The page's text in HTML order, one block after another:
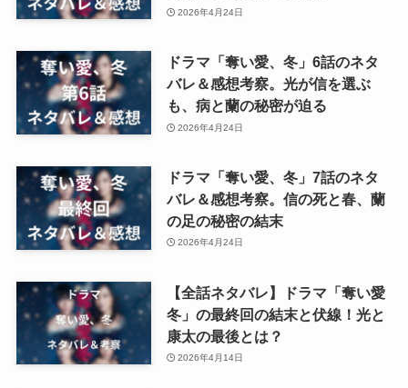
2026年4月24日
ドラマ「奪い愛、冬」6話のネタ
バレ＆感想考察。光が信を選ぶ
も、病と蘭の秘密が迫る
2026年4月24日
ドラマ「奪い愛、冬」7話のネタ
バレ＆感想考察。信の死と春、蘭
の足の秘密の結末
2026年4月24日
【全話ネタバレ】ドラマ「奪い愛
冬」の最終回の結末と伏線！光と
康太の最後とは？
2026年4月14日